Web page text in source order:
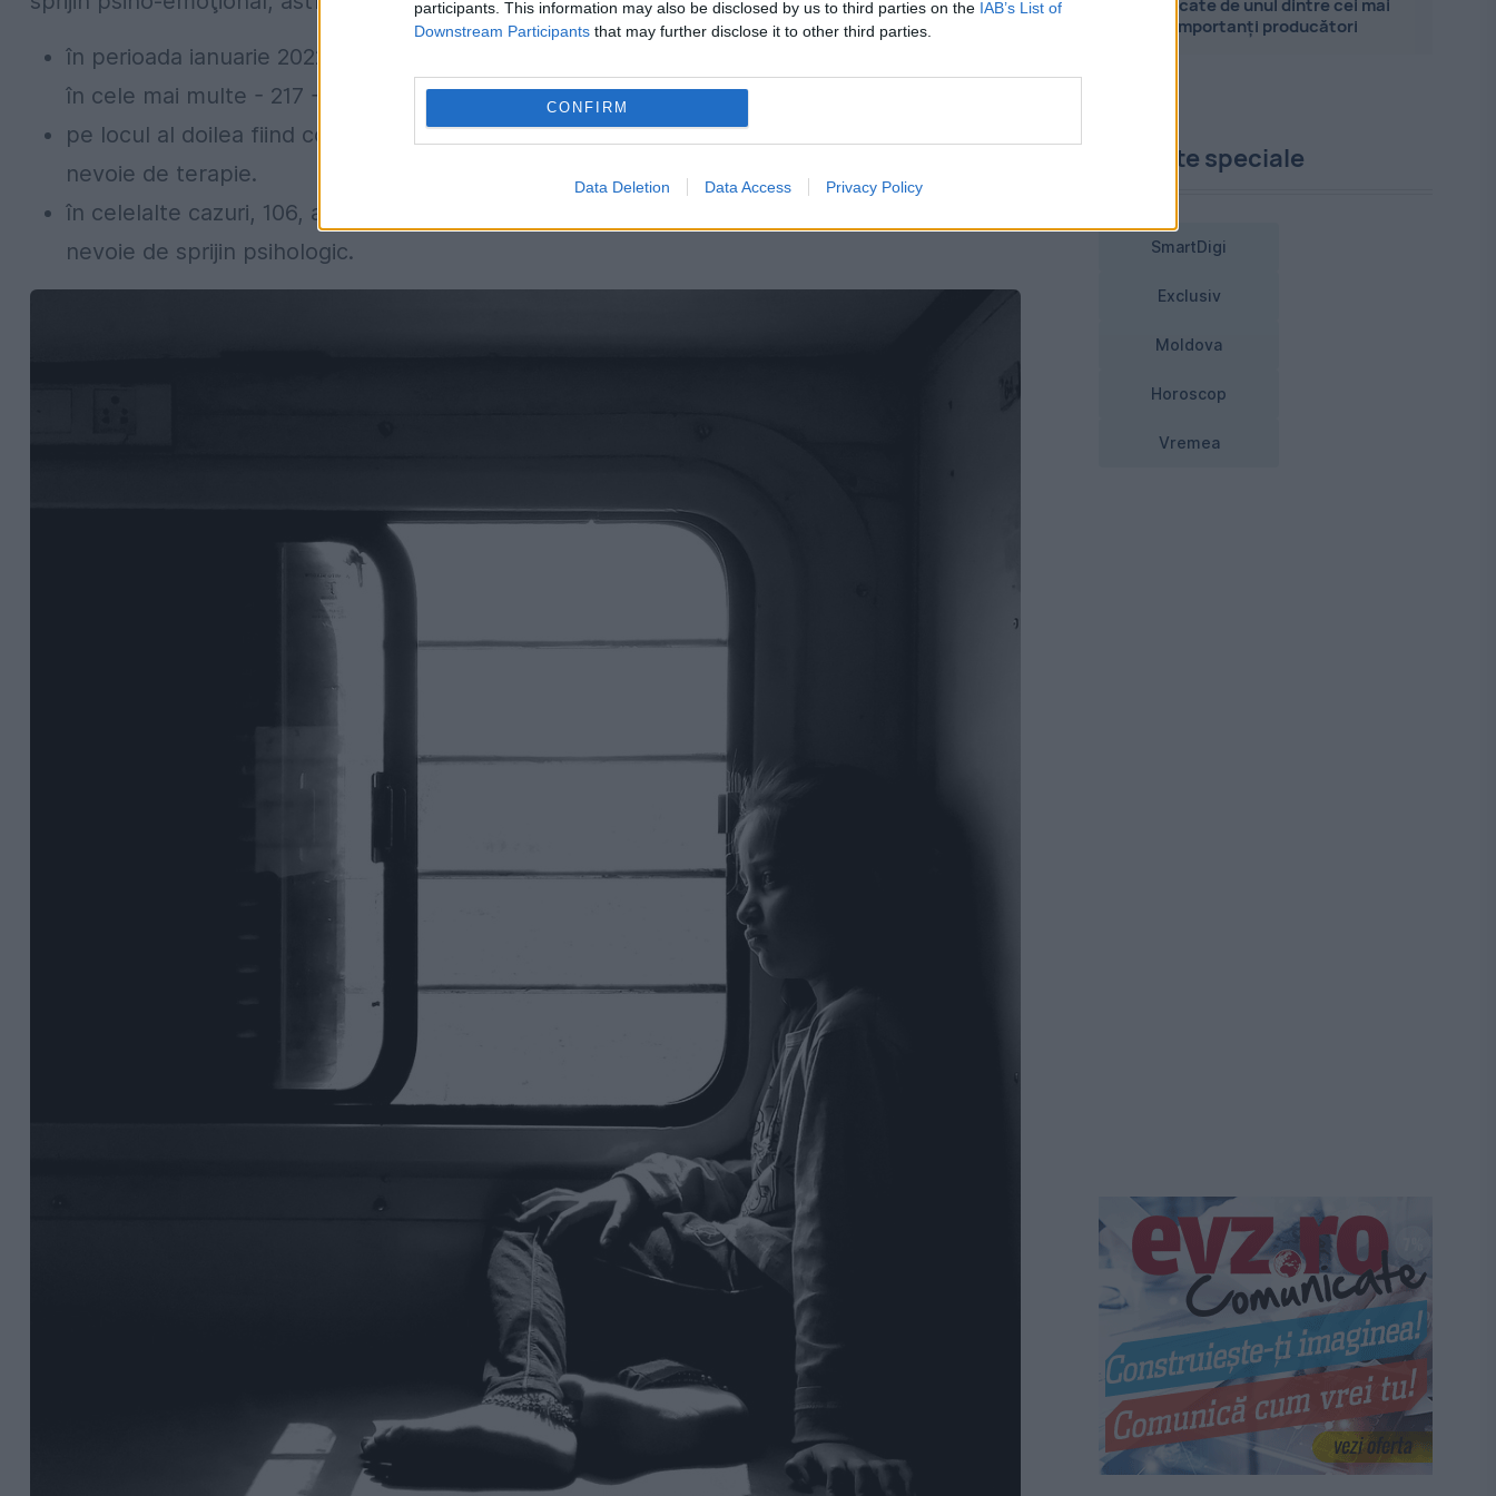
participants. This information may also be disclosed by us to third parties on the IAB’s List of
Downstream Participants that may further disclose it to other third parties.
CONFIRM
Data Deletion Data Access Privacy Policy
în perioada ianuarie 2022 - decembrie 2023,
în cele mai multe - 217 - fiind vorba despre copii de vârsta claselor primare,
pe locul al doilea fiind copii de gimnaziu - 215, urmaţi de adolescenţi (140) - care au avut
nevoie de terapie.
în celelalte cazuri, 106, a fost vorba despre copii cu vârste mici, preşcolari care au avut
nevoie de sprijin psihologic.
explicate de unul dintre cei mai
importanți producători
Proiecte speciale
SmartDigi
Exclusiv
Moldova
Horoscop
Vremea